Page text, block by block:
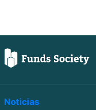
Noticias